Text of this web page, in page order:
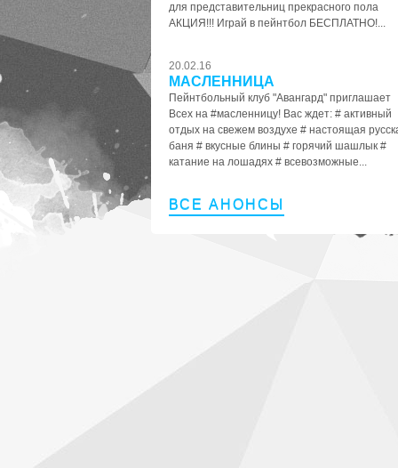
для представительниц прекрасного пола
АКЦИЯ!!! Играй в пейнтбол БЕСПЛАТНО!...
20.02.16
МАСЛЕННИЦА
Пейнтбольный клуб "Авангард" приглашает
Всех на #масленницу! Вас ждет: # активный
отдых на свежем воздухе # настоящая
баня # вкусные блины # горячий шашлык #
катание на лошадях # всевозможные...
ВСЕ АНОНСЫ